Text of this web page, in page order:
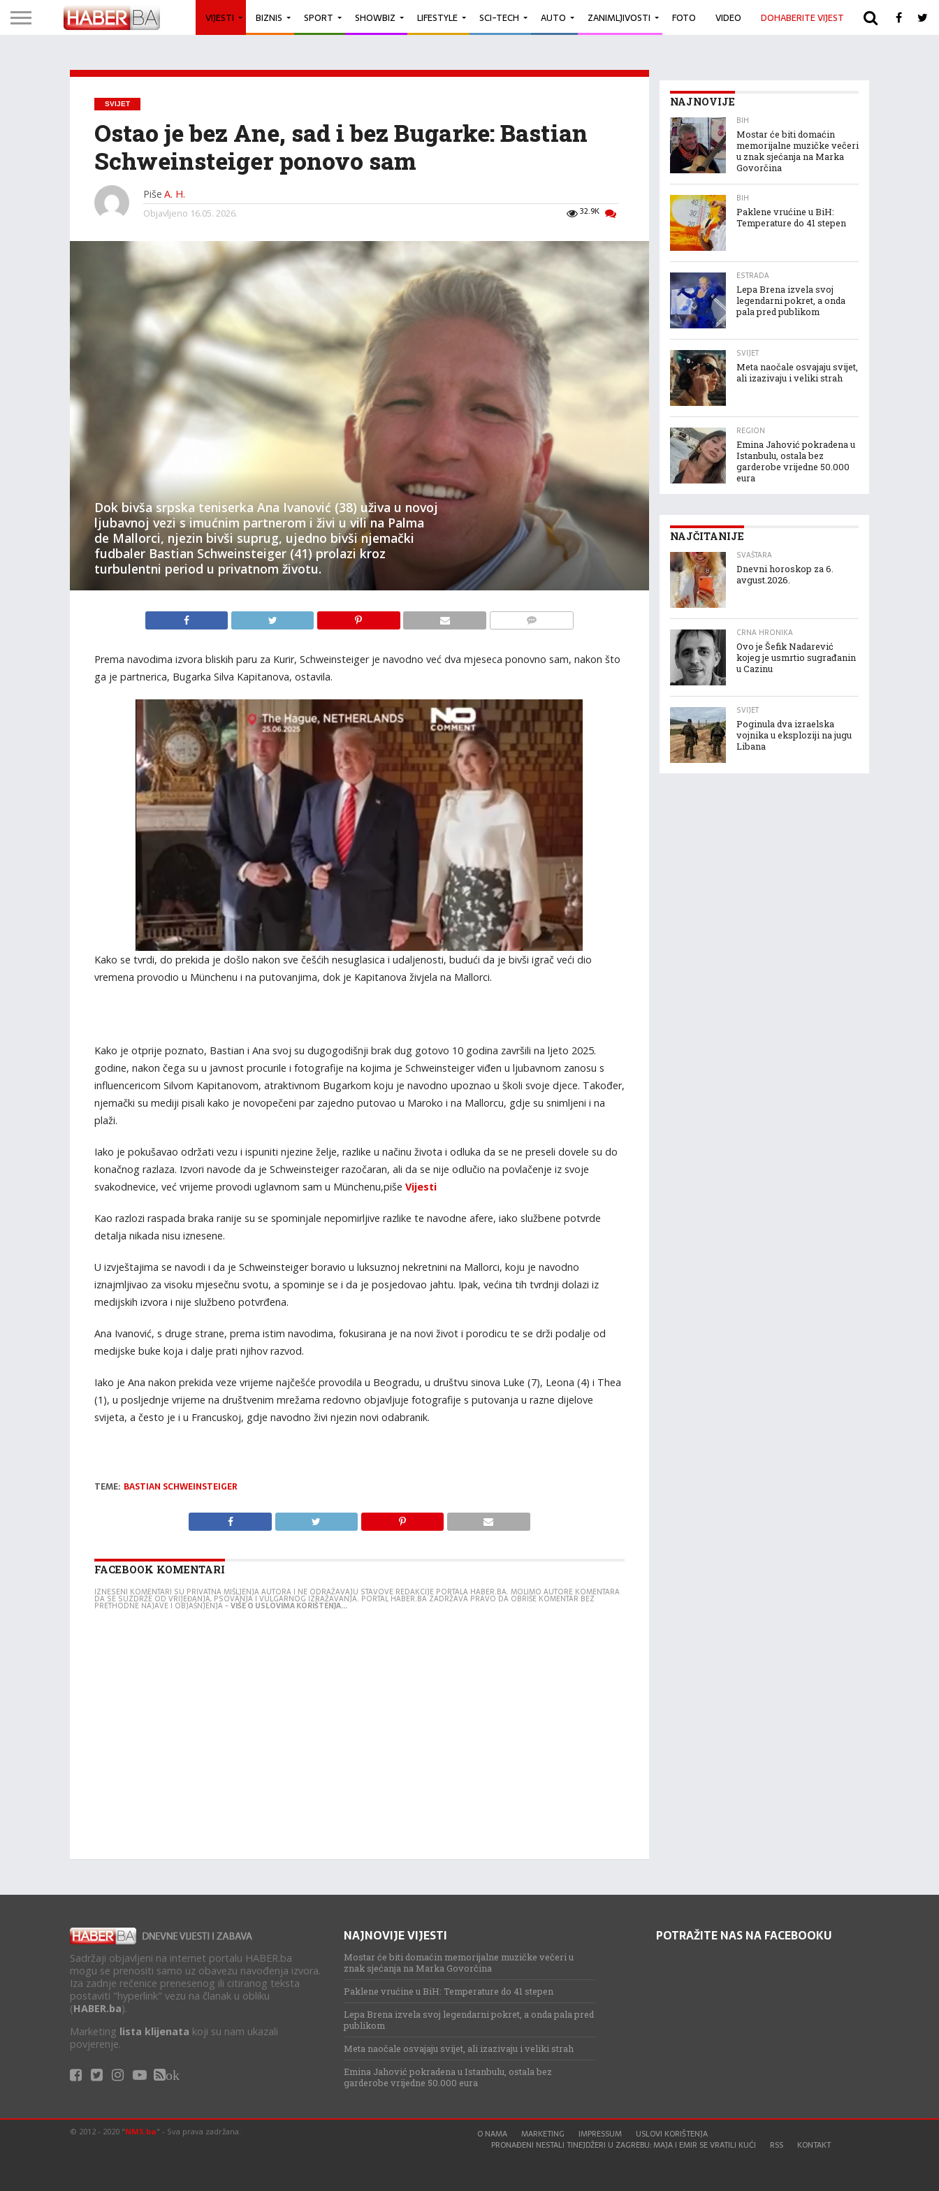
VIJESTI BIZNIS SPORT SHOWBIZ LIFESTYLE SCI-TECH AUTO ZANIMLJIVOSTI FOTO VIDEO DOHABERITE VIJEST ARHIVA
SVIJET
Ostao je bez Ane, sad i bez Bugarke: Bastian
Schweinsteiger ponovo sam
Piše A. H.
32.9K
Objavljeno 16.05. 2026.
Dok bivša srpska teniserka Ana Ivanović (38) uživa u novoj
ljubavnoj vezi s imućnim partnerom i živi u vili na Palma
de Mallorci, njezin bivši suprug, ujedno bivši njemački
fudbaler Bastian Schweinsteiger (41) prolazi kroz
turbulentni period u privatnom životu.
Prema navodima izvora bliskih paru za Kurir, Schweinsteiger je navodno već dva mjeseca ponovno sam, nakon što
ga je partnerica, Bugarka Silva Kapitanova, ostavila.
Kako se tvrdi, do prekida je došlo nakon sve češćih nesuglasica i udaljenosti, budući da je bivši igrač veći dio
vremena provodio u Münchenu i na putovanjima, dok je Kapitanova živjela na Mallorci.
Kako je otprije poznato, Bastian i Ana svoj su dugogodišnji brak dug gotovo 10 godina završili na ljeto 2025.
godine, nakon čega su u javnost procurile i fotografije na kojima je Schweinsteiger viđen u ljubavnom zanosu s
influencericom Silvom Kapitanovom, atraktivnom Bugarkom koju je navodno upoznao u školi svoje djece. Također,
njemački su mediji pisali kako je novopečeni par zajedno putovao u Maroko i na Mallorcu, gdje su snimljeni i na
plaži.
Iako je pokušavao održati vezu i ispuniti njezine želje, razlike u načinu života i odluka da se ne preseli dovele su do
konačnog razlaza. Izvori navode da je Schweinsteiger razočaran, ali da se nije odlučio na povlačenje iz svoje
svakodnevice, već vrijeme provodi uglavnom sam u Münchenu,piše Vijesti
Kao razlozi raspada braka ranije su se spominjale nepomirljive razlike te navodne afere, iako službene potvrde
detalja nikada nisu iznesene.
U izvještajima se navodi i da je Schweinsteiger boravio u luksuznoj nekretnini na Mallorci, koju je navodno
iznajmljivao za visoku mjesečnu svotu, a spominje se i da je posjedovao jahtu. Ipak, većina tih tvrdnji dolazi iz
medijskih izvora i nije službeno potvrđena.
Ana Ivanović, s druge strane, prema istim navodima, fokusirana je na novi život i porodicu te se drži podalje od
medijske buke koja i dalje prati njihov razvod.
Iako je Ana nakon prekida veze vrijeme najčešće provodila u Beogradu, u društvu sinova Luke (7), Leona (4) i Thea
(1), u posljednje vrijeme na društvenim mrežama redovno objavljuje fotografije s putovanja u razne dijelove
svijeta, a često je i u Francuskoj, gdje navodno živi njezin novi odabranik.
TEME: BASTIAN SCHWEINSTEIGER
FACEBOOK KOMENTARI
IZNESENI KOMENTARI SU PRIVATNA MIŠLJENJA AUTORA I NE ODRAŽAVAJU STAVOVE REDAKCIJE PORTALA HABER.BA. MOLIMO AUTORE KOMENTARA
DA SE SUZDRŽE OD VRIJEĐANJA, PSOVANJA I VULGARNOG IZRAŽAVANJA. PORTAL HABER.BA ZADRŽAVA PRAVO DA OBRIŠE KOMENTAR BEZ
PRETHODNE NAJAVE I OBJAŠNJENJA -VIŠE O USLOVIMA KORIŠTENJA...
NAJNOVIJE
BIH
Mostar će biti domaćin
memorijalne muzičke večeri
u znak sjećanja na Marka
Govorčina
BIH
Paklene vrućine u BiH:
Temperature do 41 stepen
ESTRADA
Lepa Brena izvela svoj
legendarni pokret, a onda
pala pred publikom
SVIJET
Meta naočale osvajaju svijet,
ali izazivaju i veliki strah
REGION
Emina Jahović pokradena u
Istanbulu, ostala bez
garderobe vrijedne 50.000
eura
NAJČITANIJE
SVAŠTARA
Dnevni horoskop za 6.
avgust.2026.
CRNA HRONIKA
Ovo je Šefik Nadarević
kojeg je usmrtio sugrađanin
u Cazinu
SVIJET
Poginula dva izraelska
vojnika u eksploziji na jugu
Libana
Sadržaji objavljeni na internet portalu HABER.ba
mogu se prenositi samo uz obavezu navođenja izvora.
Iza zadnje rečenice prenesenog ili citiranog teksta
postaviti "hyperlink" vezu na članak u obliku
(HABER.ba).
Marketing lista klijenata koji su nam ukazali
povjerenje.
ok
NAJNOVIJE VIJESTI
Mostar će biti domaćin memorijalne muzičke večeri u
znak sjećanja na Marka Govorčina
Paklene vrućine u BiH: Temperature do 41 stepen
Lepa Brena izvela svoj legendarni pokret, a onda pala pred
publikom
Meta naočale osvajaju svijet, ali izazivaju i veliki strah
Emina Jahović pokradena u Istanbulu, ostala bez
garderobe vrijedne 50.000 eura
POTRAŽITE NAS NA FACEBOOKU
O NAMA MARKETING IMPRESSUM
USLOVI KORIŠTENJA
PRONAĐENI NESTALI TINEJDŽERI U ZAGREBU: MAJA I EMIR SE VRATILI KUĆI
RSS KONTAKT
© 2012 - 2020 "NMS.ba" - Sva prava zadržana.